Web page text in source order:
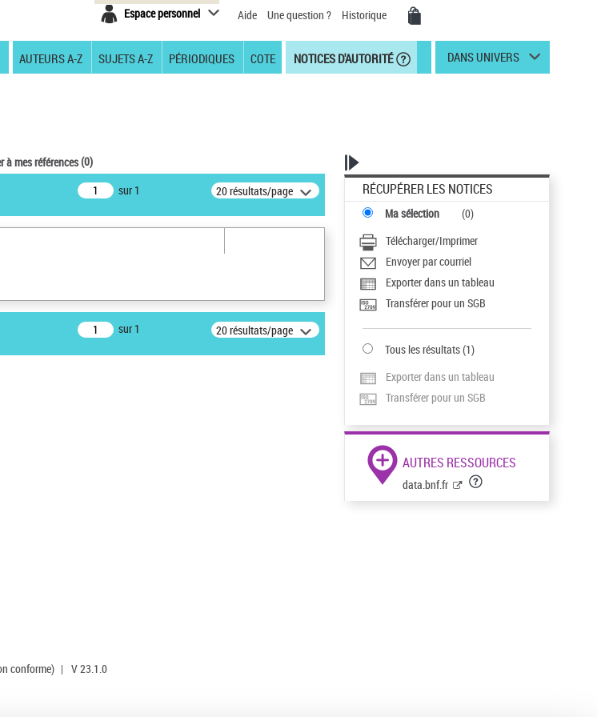
Espace personnel Aide Une question ? Historique
AUTEURS A-Z SUJETS A-Z PÉRIODIQUES COTE NOTICES D'AUTORITÉ DANS UNIVERS
à mes références(0)
sur 1 20 résultats/page
sur 1 20 résultats/page
RÉCUPÉRER LES NOTICES
Ma sélection (0)
Télécharger/Imprimer
Envoyer par courriel
Exporter dans un tableau
Transférer pour un SGB
Tous les résultats(1)
Exporter dans un tableau
Transférer pour un SGB
AUTRES RESSOURCES
data.bnf.fr
conforme) | V 23.1.0